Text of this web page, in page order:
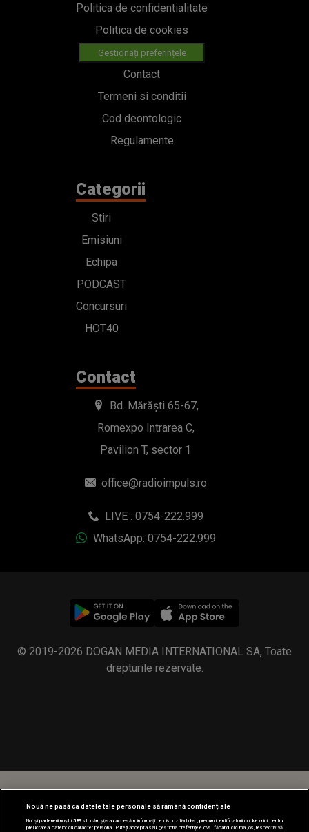
Politica de confidentialitate
Politica de cookies
Gestionați preferințele
Contact
Termeni si conditii
Cod deontologic
Regulamente
Categorii
Stiri
Emisiuni
Echipa
PODCAST
Concursuri
HOT40
Contact
Bd. Mărăști 65-67,
Romexpo Intrarea C,
Pavilion T, sector 1
office@radioimpuls.ro
LIVE : 0754-222.999
WhatsApp: 0754-222.999
© 2019-2026 DOGAN MEDIA INTERNATIONAL SA, Toate
drepturile rezervate.
Nouă ne pasă ca datele tale personale să rămână confidențiale
Noi și partenerii noștri589stocăm și/sau accesăm informații pe dispozitivul dvs., precum identificatorii cookie unici pentru
prelucrarea datelor cu caracter personal. Puteți accepta sau gestiona preferințele dvs. făcând clic mai jos, respectiv vă